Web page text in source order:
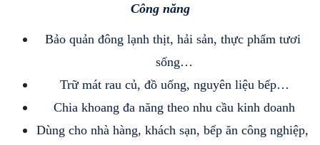
Công năng
Bảo quản đông lạnh thịt, hải sản, thực phẩm tươi
sống…
Trữ mát rau củ, đồ uống, nguyên liệu bếp…
Chia khoang đa năng theo nhu cầu kinh doanh
Dùng cho nhà hàng, khách sạn, bếp ăn công nghiệp,